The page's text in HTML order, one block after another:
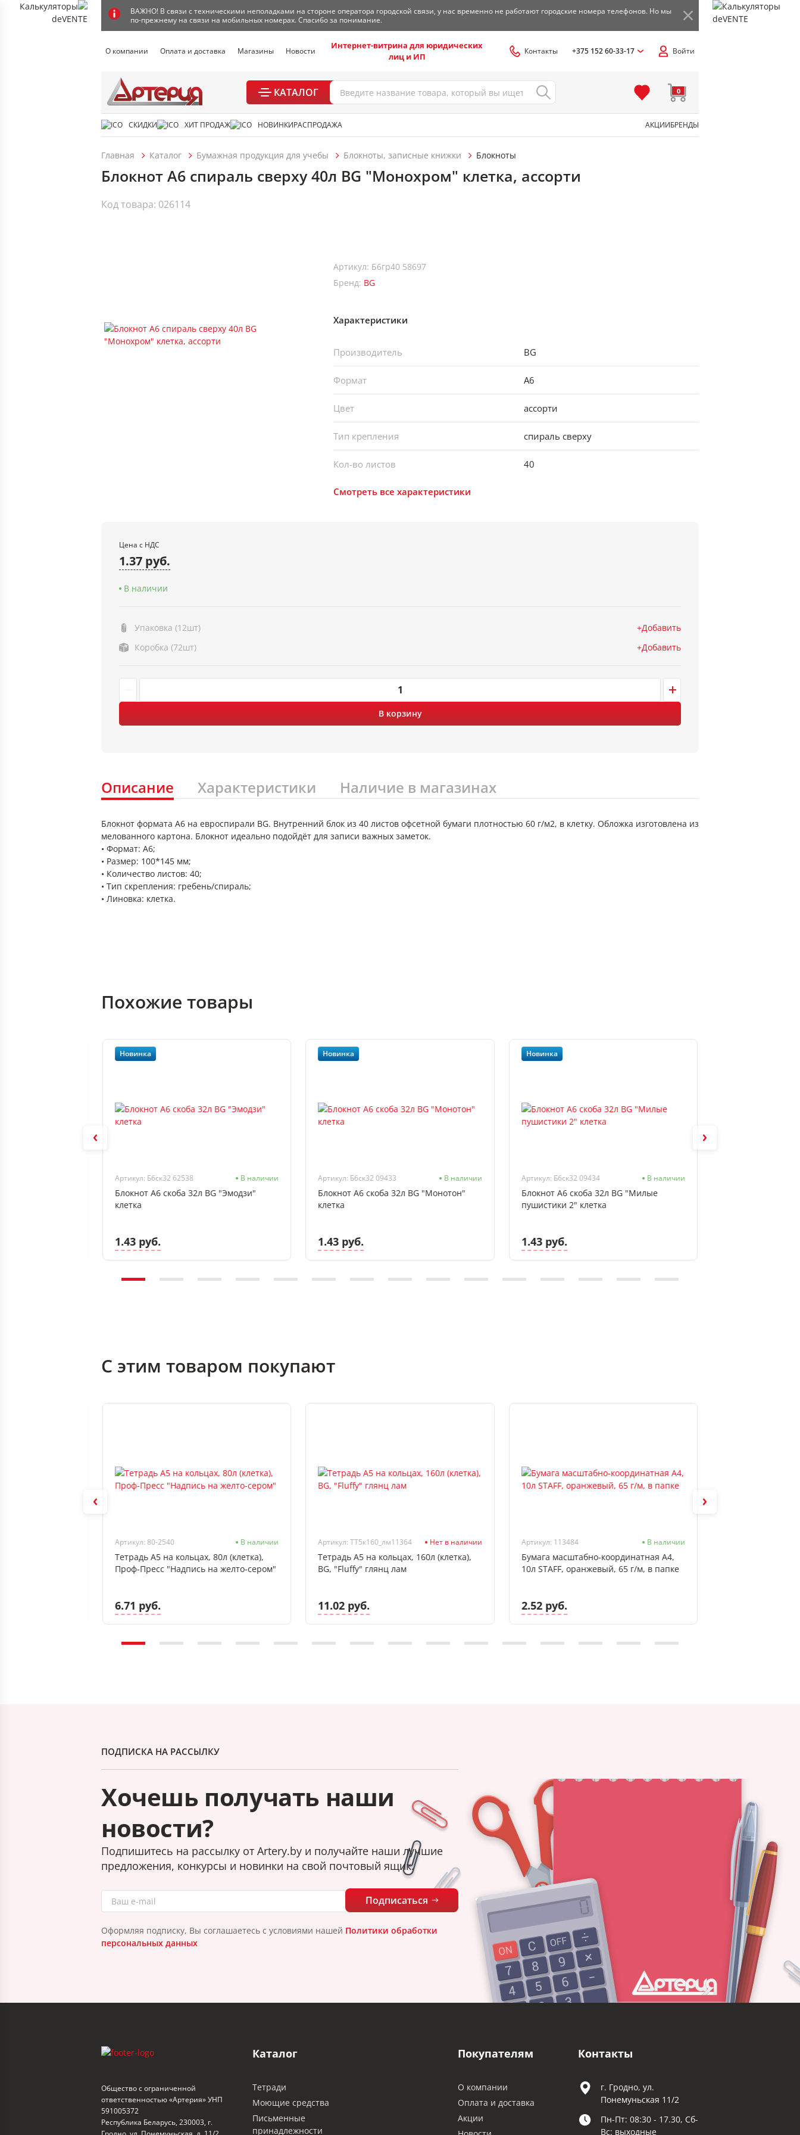
ВАЖНО! В связи с техническими неполадками на стороне оператора городской связи, у нас временно не работают городские номера телефонов. Но мы
по-прежнему на связи на мобильных номерах. Спасибо за понимание.
О компании Оплата и доставка Магазины Новости
Интернет-витрина для юридических
лиц и ИП
Контакты +375 152 60-33-17 Войти
КАТАЛОГ 0
СКИДКИ ХИТ ПРОДАЖ НОВИНКИРАСПРОДАЖА АКЦИИБРЕНДЫ
Главная Каталог Бумажная продукция для учебы Блокноты, записные книжки Блокноты
Блокнот А6 спираль сверху 40л BG "Монохром" клетка, ассорти
Код товара: 026114
Артикул: Б6гр40 58697
Бренд: BG
Характеристики
Производитель BG
Формат А6
Цвет ассорти
Тип крепления спираль сверху
Кол-во листов 40
Смотреть все характеристики
Цена с НДС
1.37 руб.
В наличии
Упаковка (12шт)
Добавить
Коробка (72шт)
Добавить
В корзину
Описание Характеристики Наличие в магазинах
Блокнот формата A6 на евроспирали BG. Внутренний блок из 40 листов офсетной бумаги плотностью 60 г/м2, в клетку. Обложка изготовлена из
мелованного картона. Блокнот идеально подойдёт для записи важных заметок.
• Формат: А6;
• Размер: 100*145 мм;
• Количество листов: 40;
• Тип скрепления: гребень/спираль;
• Линовка: клетка.
Похожие товары
Новинка
Артикул: Б6ск32 62538 В наличии
Блокнот А6 скоба 32л BG "Эмодзи"
клетка
1.43 руб.
Новинка
Артикул: Б6ск32 09433 В наличии
Блокнот А6 скоба 32л BG "Монотон"
клетка
1.43 руб.
Новинка
Артикул: Б6ск32 09434 В наличии
Блокнот А6 скоба 32л BG "Милые
пушистики 2" клетка
1.43 руб.
С этим товаром покупают
Артикул: 80-2540 В наличии
Тетрадь А5 на кольцах, 80л (клетка),
Проф-Пресс "Надпись на желто-сером"
6.71 руб.
Артикул: ТТ5к160_лм11364 Нет в наличии
Тетрадь А5 на кольцах, 160л (клетка),
BG, "Fluffy" глянц лам
11.02 руб.
Артикул: 113484 В наличии
Бумага масштабно-координатная А4,
10л STAFF, оранжевый, 65 г/м, в папке
2.52 руб.
ПОДПИСКА НА РАССЫЛКУ
Хочешь получать наши
новости?
Подпишитесь на рассылку от Artery.by и получайте наши лучшие
предложения, конкурсы и новинки на свой почтовый ящик.
Подписаться
Оформляя подписку, Вы соглашаетесь с условиями нашей Политики обработки
персональных данных
Общество с ограниченной
ответственностью «Артерия» УНП
591005372
Республика Беларусь, 230003, г.
Каталог
Тетради
Моющие средства
Письменные
принадлежности
Покупателям
О компании
Оплата и доставка
Акции
Контакты
г. Гродно, ул.
Понемуньская 11/2
Пн-Пт: 08:30 - 17.30, Сб-
Вс: выходные